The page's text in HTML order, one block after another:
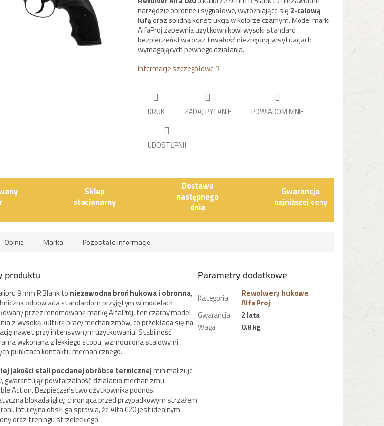
narzędzie obronne i sygnałowe, wyróżniające się 2-calową
lufąoraz solidną konstrukcją w kolorze czarnym. Model marki
AlfaProj zapewnia użytkownikowi wysoki standard
bezpieczeństwa oraz trwałość niezbędną w sytuacjach
wymagających pewnego działania.
Informacje szczegółowe
DRUK ZADAJ PYTANIE POWIADOM MNIE
UDOSTĘPNIJ
Sklep
stacjonarny
Dostawa
następnego
dnia
Gwarancja
najniższej ceny
Opinie Marka Pozostałe informacje
produktu
9 mm R Blank to niezawodna broń hukowa i obronna,
odpowiada standardom przyjętym w modelach
przez renomowaną markę AlfaProj, ten czarny model
z wysoką kulturą pracy mechanizmów, co przekłada się na
nawet przy intensywnym użytkowaniu. Stabilność
wykonana z lekkiego stopu, wzmocniona stalowymi
punktach kontaktu mechanicznego.
jakości stali poddanej obróbce termicznejminimalizuje
gwarantując powtarzalność działania mechanizmu
Action. Bezpieczeństwo użytkownika podnosi
blokada iglicy, chroniąca przed przypadkowym strzałem
Intuicyjna obsługa sprawia, że Alfa 020 jest idealnym
oraz treningu strzeleckiego.
Parametry dodatkowe
Kategoria:
Rewolwery hukowe
Alfa Proj
Gwarancja:
2 lata
Waga: 0.8 kg